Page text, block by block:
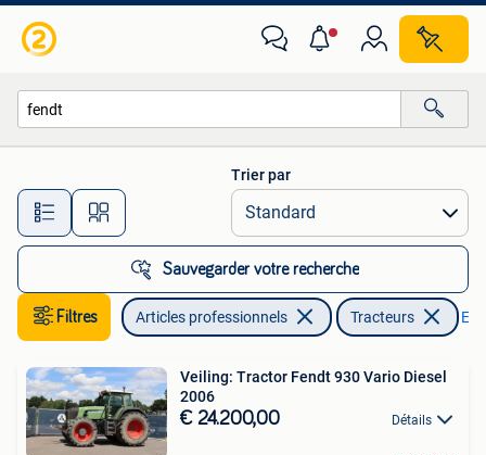
Toutes les distances…
Trier par
Sauvegarder votre recherche
Filtres Articles professionnels Tracteurs
Veiling: Tractor Fendt 930 Vario Diesel
2006
€ 24.200,00 Détails